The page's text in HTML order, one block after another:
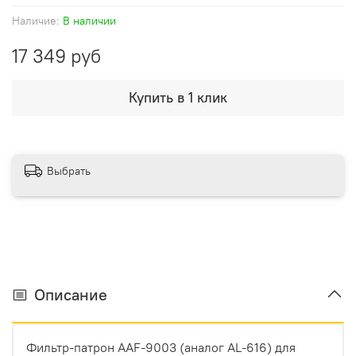
Наличие: В наличии
17 349 руб
Купить в 1 клик
Выбрать
Описание
Фильтр-патрон AAF-9003 (аналог AL-616) для